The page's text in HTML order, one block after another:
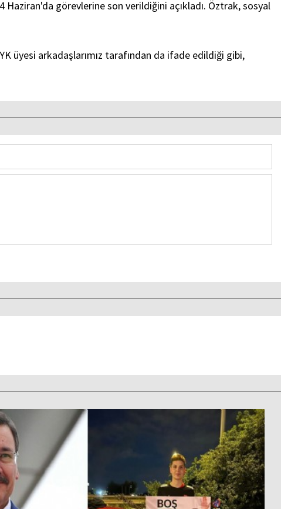
Haziran'da görevlerine son verildiğini açıkladı. Öztrak, sosyal
üyesi arkadaşlarımız tarafından da ifade edildiği gibi,